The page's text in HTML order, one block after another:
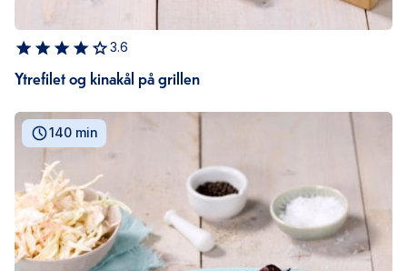
3.6
Ytrefilet og kinakål på grillen
140 min